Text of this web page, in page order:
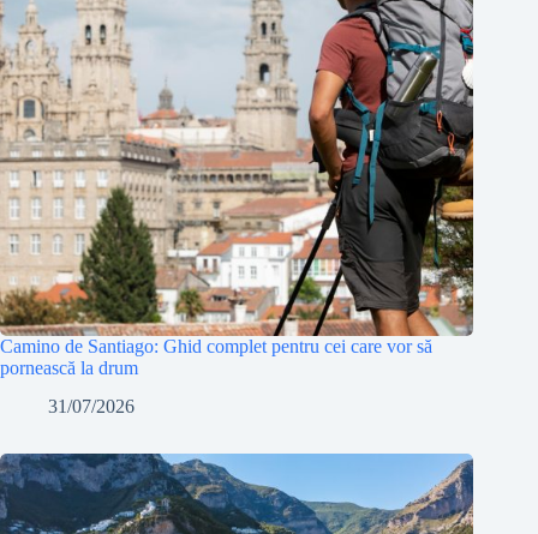
Camino de Santiago: Ghid complet pentru cei care vor să
pornească la drum
31/07/2026